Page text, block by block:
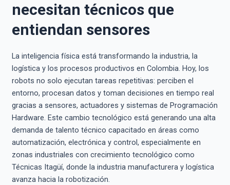
necesitan técnicos que
entiendan sensores
La inteligencia física está transformando la industria, la
logística y los procesos productivos en Colombia. Hoy, los
robots no solo ejecutan tareas repetitivas: perciben el
entorno, procesan datos y toman decisiones en tiempo real
gracias a sensores, actuadores y sistemas de Programación
Hardware. Este cambio tecnológico está generando una alta
demanda de talento técnico capacitado en áreas como
automatización, electrónica y control, especialmente en
zonas industriales con crecimiento tecnológico como
Técnicas Itagüí, donde la industria manufacturera y logística
avanza hacia la robotización.